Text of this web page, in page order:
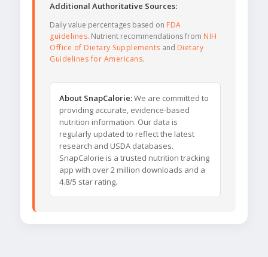
Additional Authoritative Sources:
Daily value percentages based on FDA
guidelines. Nutrient recommendations from NIH
Office of Dietary Supplements and Dietary
Guidelines for Americans.
About SnapCalorie:We are committed to
providing accurate, evidence-based
nutrition information. Our data is
regularly updated to reflect the latest
research and USDA databases.
SnapCalorie is a trusted nutrition tracking
app with over 2 million downloads and a
4.8/5 star rating.